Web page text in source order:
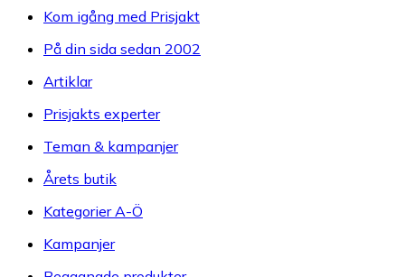
Kom igång med Prisjakt
På din sida sedan 2002
Artiklar
Prisjakts experter
Teman & kampanjer
Årets butik
Kategorier A-Ö
Kampanjer